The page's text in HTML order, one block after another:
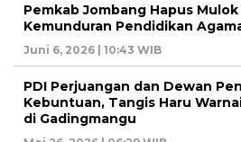
Pemkab Jombang Hapus
Kemunduran Pendidikan
Juni 6, 2026 | 10:43 WIB
PDI Perjuangan dan Dewan
Kebuntuan, Tangis Haru
di Gadingmangu